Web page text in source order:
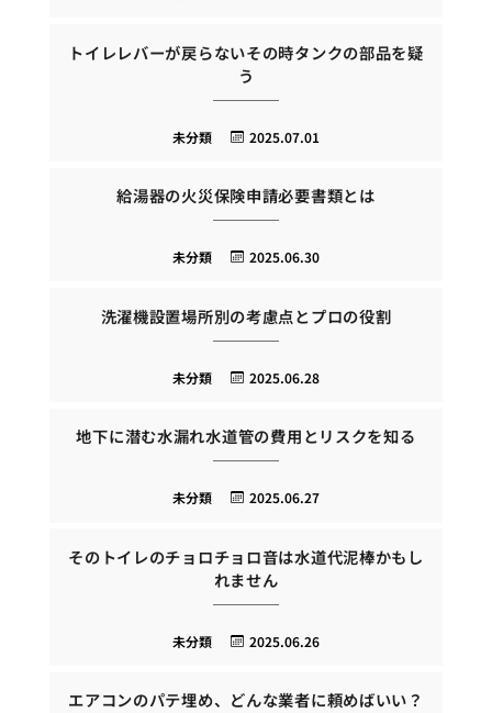
トイレレバーが戻らないその時タンクの部品を疑
う
2025.07.01
未分類
給湯器の火災保険申請必要書類とは
2025.06.30
未分類
洗濯機設置場所別の考慮点とプロの役割
2025.06.28
未分類
地下に潜む水漏れ水道管の費用とリスクを知る
2025.06.27
未分類
そのトイレのチョロチョロ音は水道代泥棒かもし
れません
2025.06.26
未分類
エアコンのパテ埋め、どんな業者に頼めばいい？